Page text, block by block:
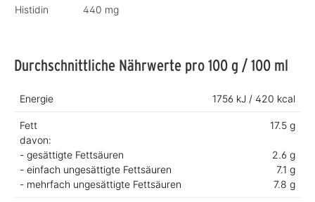
Histidin
440 mg
Durchschnittliche Nährwerte pro 100 g / 100 ml
Energie 1756 kJ / 420 kcal
Fett
davon:
- gesättigte Fettsäuren
- einfach ungesättigte Fettsäuren
- mehrfach ungesättigte Fettsäuren
17.5 g
2.6 g
7.1 g
7.8 g